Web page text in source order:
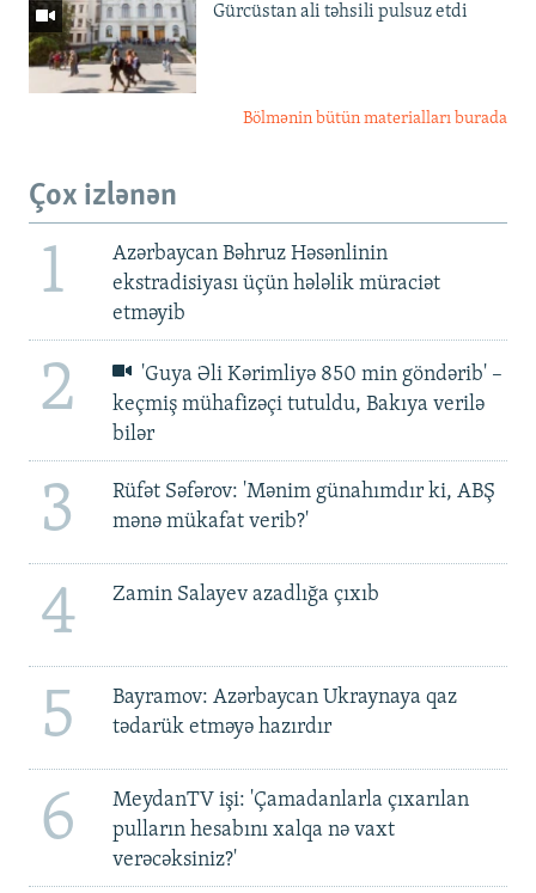
Gürcüstan ali təhsili pulsuz etdi
Bölmənin bütün materialları burada
Çox izlənən
1
Azərbaycan Bəhruz Həsənlinin
ekstradisiyası üçün hələlik müraciət
etməyib
2
'Guya Əli Kərimliyə 850 min göndərib' –
keçmiş mühafizəçi tutuldu, Bakıya verilə
bilər
3
Rüfət Səfərov: 'Mənim günahımdır ki, ABŞ
mənə mükafat verib?'
4 Zamin Salayev azadlığa çıxıb
5
Bayramov: Azərbaycan Ukraynaya qaz
tədarük etməyə hazırdır
6
MeydanTV işi: 'Çamadanlarla çıxarılan
pulların hesabını xalqa nə vaxt
verəcəksiniz?'